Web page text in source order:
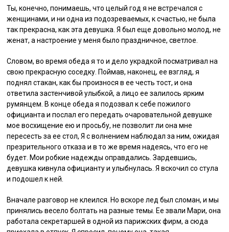
Ты, конечно, понимаешь, что целый год я не встречался с
женщинами, и ни одна из подозреваемых, к счастью, не была
так прекрасна, как эта девушка. Я был еще довольно молод, не
женат, а настроение у меня было праздничное, светлое.
Словом, во время обеда я то и дело украдкой посматривал на
свою прекрасную соседку. Поймав, наконец, ее взгляд, я
поднял стакан, как бы произнося в ее честь тост, и она
ответила застенчивой улыбкой, а лицо ее залилось ярким
румянцем. В конце обеда я подозвал к себе пожилого
официанта и послал его передать очаровательной девушке
мое восхищение ею и просьбу, не позволит ли она мне
пересесть за ее стол, Я с волнением наблюдал за ним, ожидая
презрительного отказа и в то же время надеясь, что его не
будет. Мои робкие надежды оправдались. Зардевшись,
девушка кивнула официанту и улыбнулась. Я вскочил со стула
и подошел к ней.
Вначале разговор не клеился. Но вскоре лед был сломан, и мы
принялись весело болтать на разные темы. Ее звали Мари, она
работала секретаршей в одной из парижских фирм, а сюда